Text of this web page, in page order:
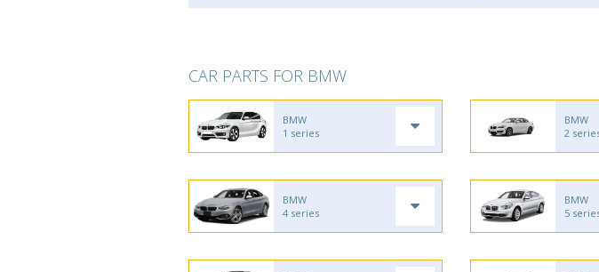
CAR PARTS FOR BMW
BMW
1 series
BMW
2
BMW
4 series
BMW
5